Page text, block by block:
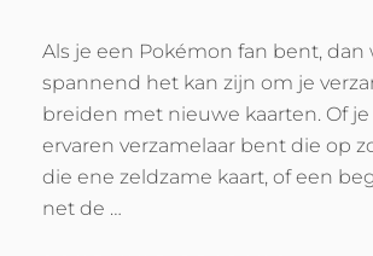
Als je een Pokémon fan bent, dan
spannend het kan zijn om je
breiden met nieuwe kaarten. Of
ervaren verzamelaar bent die op
die ene zeldzame kaart, of een
net de …